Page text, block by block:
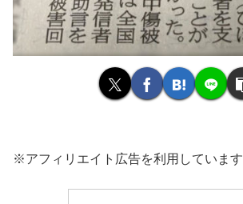
※アフィリエイト広告を利用しています